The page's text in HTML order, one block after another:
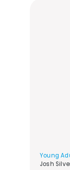
Young
Josh